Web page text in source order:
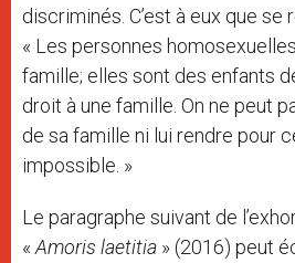
discriminés. C’est à eux que
« Les personnes
famille; elles sont des enfants
droit à une famille. On ne peut
de sa famille ni lui rendre pour
impossible. »
Le paragraphe suivant de
« Amoris laetitia » (2016) peut